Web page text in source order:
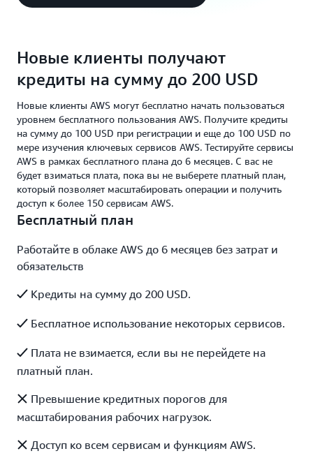
Новые клиенты получают
кредиты на сумму до 200 USD
Новые клиенты AWS могут бесплатно начать пользоваться
уровнем бесплатного пользования AWS. Получите кредиты
на сумму до 100 USD при регистрации и еще до 100 USD по
мере изучения ключевых сервисов AWS. Тестируйте сервисы
AWS в рамках бесплатного плана до 6 месяцев. С вас не
будет взиматься плата, пока вы не выберете платный план,
который позволяет масштабировать операции и получить
доступ к более 150 сервисам AWS.
Бесплатный план
Работайте в облаке AWS до 6 месяцев без затрат и
обязательств
Кредиты на сумму до 200 USD.
Бесплатное использование некоторых сервисов.
Плата не взимается, если вы не перейдете на
платный план.
Превышение кредитных порогов для
масштабирования рабочих нагрузок.
Доступ ко всем сервисам и функциям AWS.